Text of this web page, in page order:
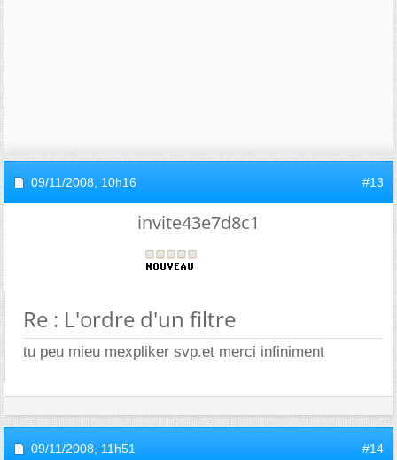
09/11/2008, 10h16 #13
invite43e7d8c1
Re : L'ordre d'un filtre
tu peu mieu mexpliker svp.et merci infiniment
09/11/2008, 11h51 #14